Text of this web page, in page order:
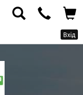
Вхід